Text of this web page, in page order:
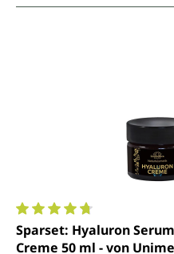
Durchschnittliche
Sparset: Hyaluron
Creme 50 ml - von